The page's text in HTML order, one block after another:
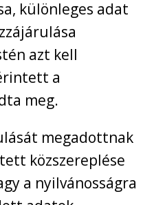
különleges adat
azt kell
a
meg.
megadottnak
közszereplése
a nyilvánosságra